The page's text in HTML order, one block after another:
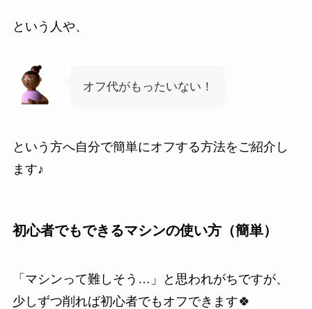
という人や、
オフ代がもったいない！
という方へ自分で簡単にオフする方法をご紹介し
ます♪
初心者でもできるマシンの使い方（簡単）
「マシンって難しそう…」と思われがちですが、
少しずつ削れば初心者でもオフできます🍀